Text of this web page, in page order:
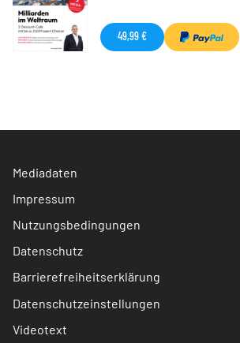
49,99 €
Mediadaten
Impressum
Nutzungsbedingungen
Datenschutz
Barrierefreiheitserklärung
Datenschutzeinstellungen
Videotext